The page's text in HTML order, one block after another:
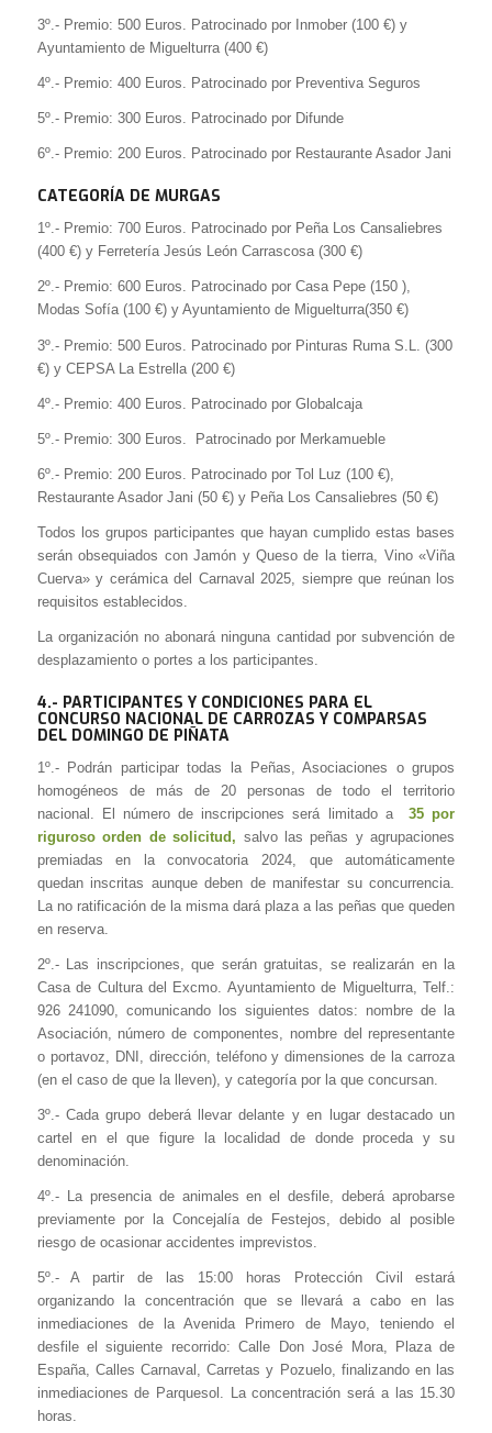
3º.- Premio: 500 Euros. Patrocinado por Inmober (100 €) y
Ayuntamiento de Miguelturra (400 €)
4º.- Premio: 400 Euros. Patrocinado por Preventiva Seguros
5º.- Premio: 300 Euros. Patrocinado por Difunde
6º.- Premio: 200 Euros. Patrocinado por Restaurante Asador Jani
CATEGORÍA DE MURGAS
1º.- Premio: 700 Euros. Patrocinado por Peña Los Cansaliebres
(400 €) y Ferretería Jesús León Carrascosa (300 €)
2º.- Premio: 600 Euros. Patrocinado por Casa Pepe (150 ),
Modas Sofía (100 €) y Ayuntamiento de Miguelturra(350 €)
3º.- Premio: 500 Euros. Patrocinado por Pinturas Ruma S.L. (300
€) y CEPSA La Estrella (200 €)
4º.- Premio: 400 Euros. Patrocinado por Globalcaja
5º.- Premio: 300 Euros. Patrocinado por Merkamueble
6º.- Premio: 200 Euros. Patrocinado por Tol Luz (100 €),
Restaurante Asador Jani (50 €) y Peña Los Cansaliebres (50 €)
Todos los grupos participantes que hayan cumplido estas bases
serán obsequiados con Jamón y Queso de la tierra, Vino «Viña
Cuerva» y cerámica del Carnaval 2025, siempre que reúnan los
requisitos establecidos.
La organización no abonará ninguna cantidad por subvención de
desplazamiento o portes a los participantes.
4.- PARTICIPANTES Y CONDICIONES PARA EL
CONCURSO NACIONAL DE CARROZAS Y COMPARSAS
DEL DOMINGO DE PIÑATA
1º.- Podrán participar todas la Peñas, Asociaciones o grupos
homogéneos de más de 20 personas de todo el territorio
nacional. El número de inscripciones será limitado a
35 por
riguroso orden de solicitud, salvo las peñas y agrupaciones
premiadas en la convocatoria 2024, que automáticamente
quedan inscritas aunque deben de manifestar su concurrencia.
La no ratificación de la misma dará plaza a las peñas que queden
en reserva.
2º.- Las inscripciones, que serán gratuitas, se realizarán en la
Casa de Cultura del Excmo. Ayuntamiento de Miguelturra, Telf.:
926 241090, comunicando los siguientes datos: nombre de la
Asociación, número de componentes, nombre del representante
o portavoz, DNI, dirección, teléfono y dimensiones de la carroza
(en el caso de que la lleven), y categoría por la que concursan.
3º.- Cada grupo deberá llevar delante y en lugar destacado un
cartel en el que figure la localidad de donde proceda y su
denominación.
4º.- La presencia de animales en el desfile, deberá aprobarse
previamente por la Concejalía de Festejos, debido al posible
riesgo de ocasionar accidentes imprevistos.
5º.- A partir de las 15:00 horas Protección Civil estará
organizando la concentración que se llevará a cabo en las
inmediaciones de la Avenida Primero de Mayo, teniendo el
desfile el siguiente recorrido: Calle Don José Mora, Plaza de
España, Calles Carnaval, Carretas y Pozuelo, finalizando en las
inmediaciones de Parquesol. La concentración será a las 15.30
horas.